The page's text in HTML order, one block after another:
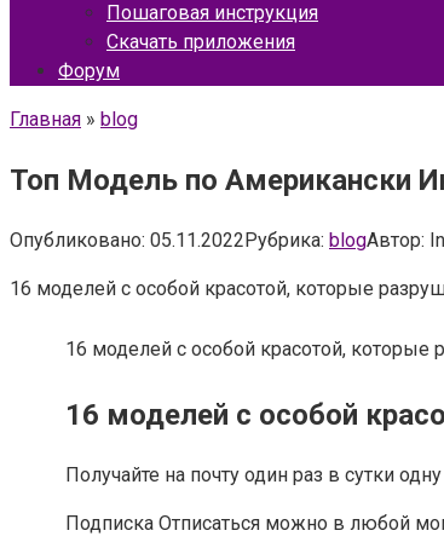
Пошаговая инструкция
Скачать приложения
Форум
Главная » blog
Топ Модель по Американски
Опубликовано: 05.11.2022Рубрика: blogАвтор:
16 моделей с особой красотой, которые
16 моделей с особой красотой,
16 моделей с особой
Получайте на почту один раз в сутки
Подписка Отписаться можно в любой